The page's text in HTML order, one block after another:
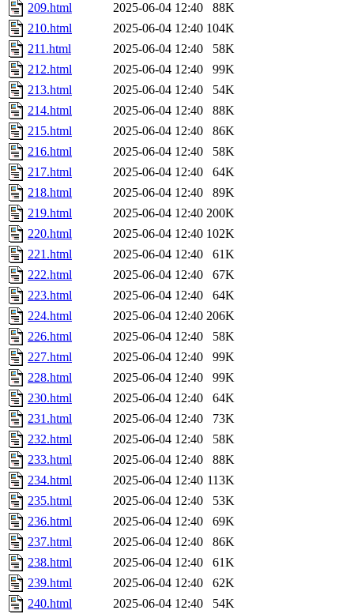
209.html
2025-06-04 12:40
88K
210.html
2025-06-04 12:40 104K
211.html
2025-06-04 12:40
58K
212.html
2025-06-04 12:40
99K
213.html
2025-06-04 12:40
54K
214.html
2025-06-04 12:40
88K
215.html
2025-06-04 12:40
86K
216.html
2025-06-04 12:40
58K
217.html
2025-06-04 12:40
64K
218.html
2025-06-04 12:40
89K
219.html
2025-06-04 12:40 200K
220.html
2025-06-04 12:40 102K
221.html
2025-06-04 12:40
61K
222.html
2025-06-04 12:40
67K
223.html
2025-06-04 12:40
64K
224.html
2025-06-04 12:40 206K
226.html
2025-06-04 12:40
58K
227.html
2025-06-04 12:40
99K
228.html
2025-06-04 12:40
99K
230.html
2025-06-04 12:40
64K
231.html
2025-06-04 12:40
73K
232.html
2025-06-04 12:40
58K
233.html
2025-06-04 12:40
88K
234.html
2025-06-04 12:40 113K
235.html
2025-06-04 12:40
53K
236.html
2025-06-04 12:40
69K
237.html
2025-06-04 12:40
86K
238.html
2025-06-04 12:40
61K
239.html
2025-06-04 12:40
62K
240.html
2025-06-04 12:40
54K